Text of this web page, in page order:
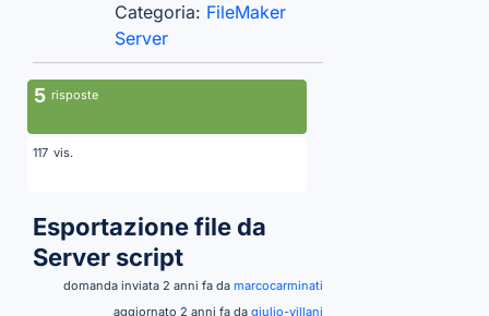
Categoria: FileMaker
Server
5 risposte
117 vis.
Esportazione file da
Server script
domanda inviata 2 anni fa da marcocarminati
aggiornato 2 anni fa da giulio-villani